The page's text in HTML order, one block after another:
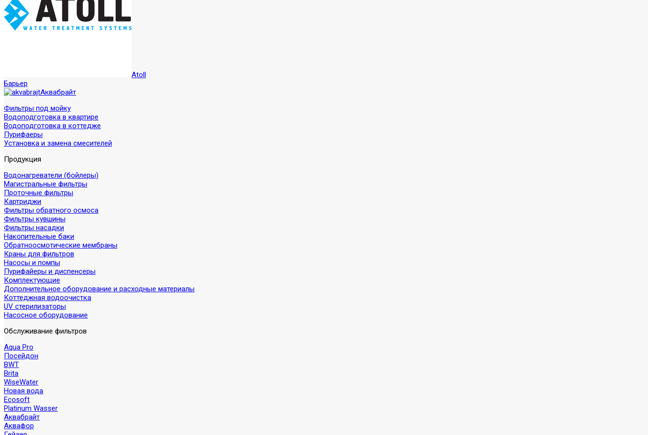
Atoll
Барьер
Аквабрайт
Фильтры под мойку
Водоподготовка в квартире
Водоподготовка в коттедже
Пурифаеры
Установка и замена смесителей
Продукция
Водонагреватели (бойлеры)
Магистральные фильтры
Проточные фильтры
Картриджи
Фильтры обратного осмоса
Фильтры кувшины
Фильтры насадки
Накопительные баки
Обратноосмотические мембраны
Краны для фильтров
Насосы и помпы
Пурифайеры и диспенсеры
Комплектующие
Дополнительное оборудование и расходные материалы
Коттеджная водоочистка
UV стерилизаторы
Насосное оборудование
Обслуживание фильтров
Aqua Pro
Посейдон
BWT
Brita
WiseWater
Новая вода
Ecosoft
Platinum Wasser
Аквабрайт
Аквафор